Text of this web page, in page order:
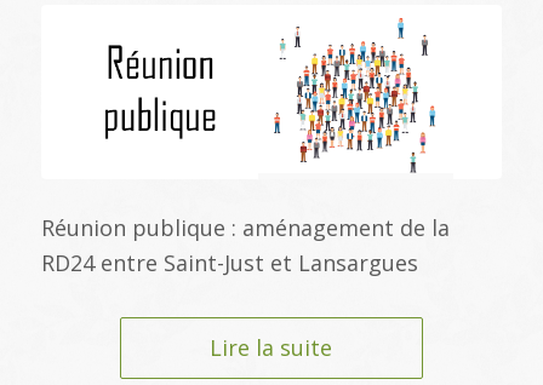
Réunion publique : aménagement de la
RD24 entre Saint-Just et Lansargues
Lire la suite